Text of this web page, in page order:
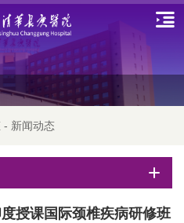
- 新闻动态
授课国际颈椎疾病研修班